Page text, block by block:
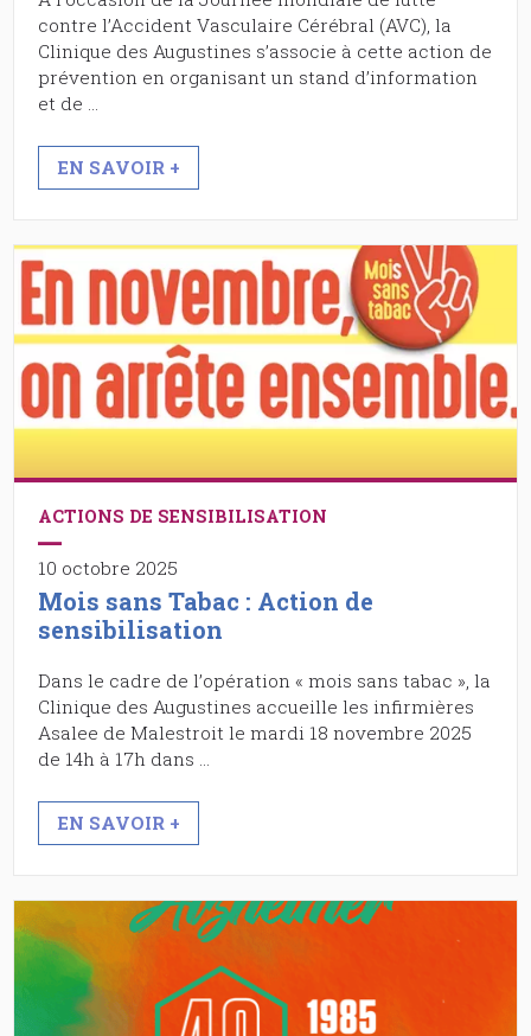
contre l’Accident Vasculaire Cérébral (AVC), la
Clinique des Augustines s’associe à cette action de
prévention en organisant un stand d’information
et de …
EN SAVOIR +
ACTIONS DE SENSIBILISATION
10 octobre 2025
Mois sans Tabac : Action de
sensibilisation
Dans le cadre de l’opération « mois sans tabac », la
Clinique des Augustines accueille les infirmières
Asalee de Malestroit le mardi 18 novembre 2025
de 14h à 17h dans …
EN SAVOIR +